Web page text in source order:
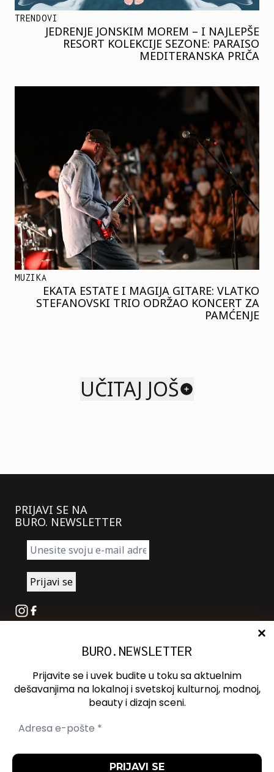
TRENDOVI
JEDRENJE JONSKIM MOREM – I NAJLEPŠE
RESORT KOLEKCIJE SEZONE: PARAISO
MEDITERANSKA PRIČA
MUZIKA
EKATA ESTATE I MAGIJA GITARE: VLATKO
STEFANOVSKI TRIO ODRŽAO KONCERT ZA
PAMĆENJE
UČITAJ JOŠ
PRIJAVI SE NA
BURO. NEWSLETTER
Instagram
Facebook
Oglašavanje
Kontakt
Spotify
BURO.NEWSLETTER
Prijavite se i uvek budite u toku sa aktuelnim
dešavanjima na lokalnoj i svetskoj kulturnoj, modnoj,
beauty i dizajn sceni.